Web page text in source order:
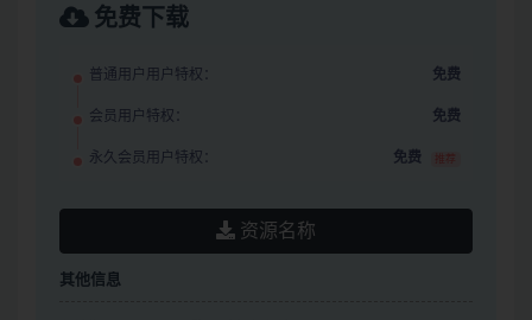
免费下载
普通用户用户特权： 免费
会员用户特权： 免费
永久会员用户特权： 免费 推荐
资源名称
其他信息